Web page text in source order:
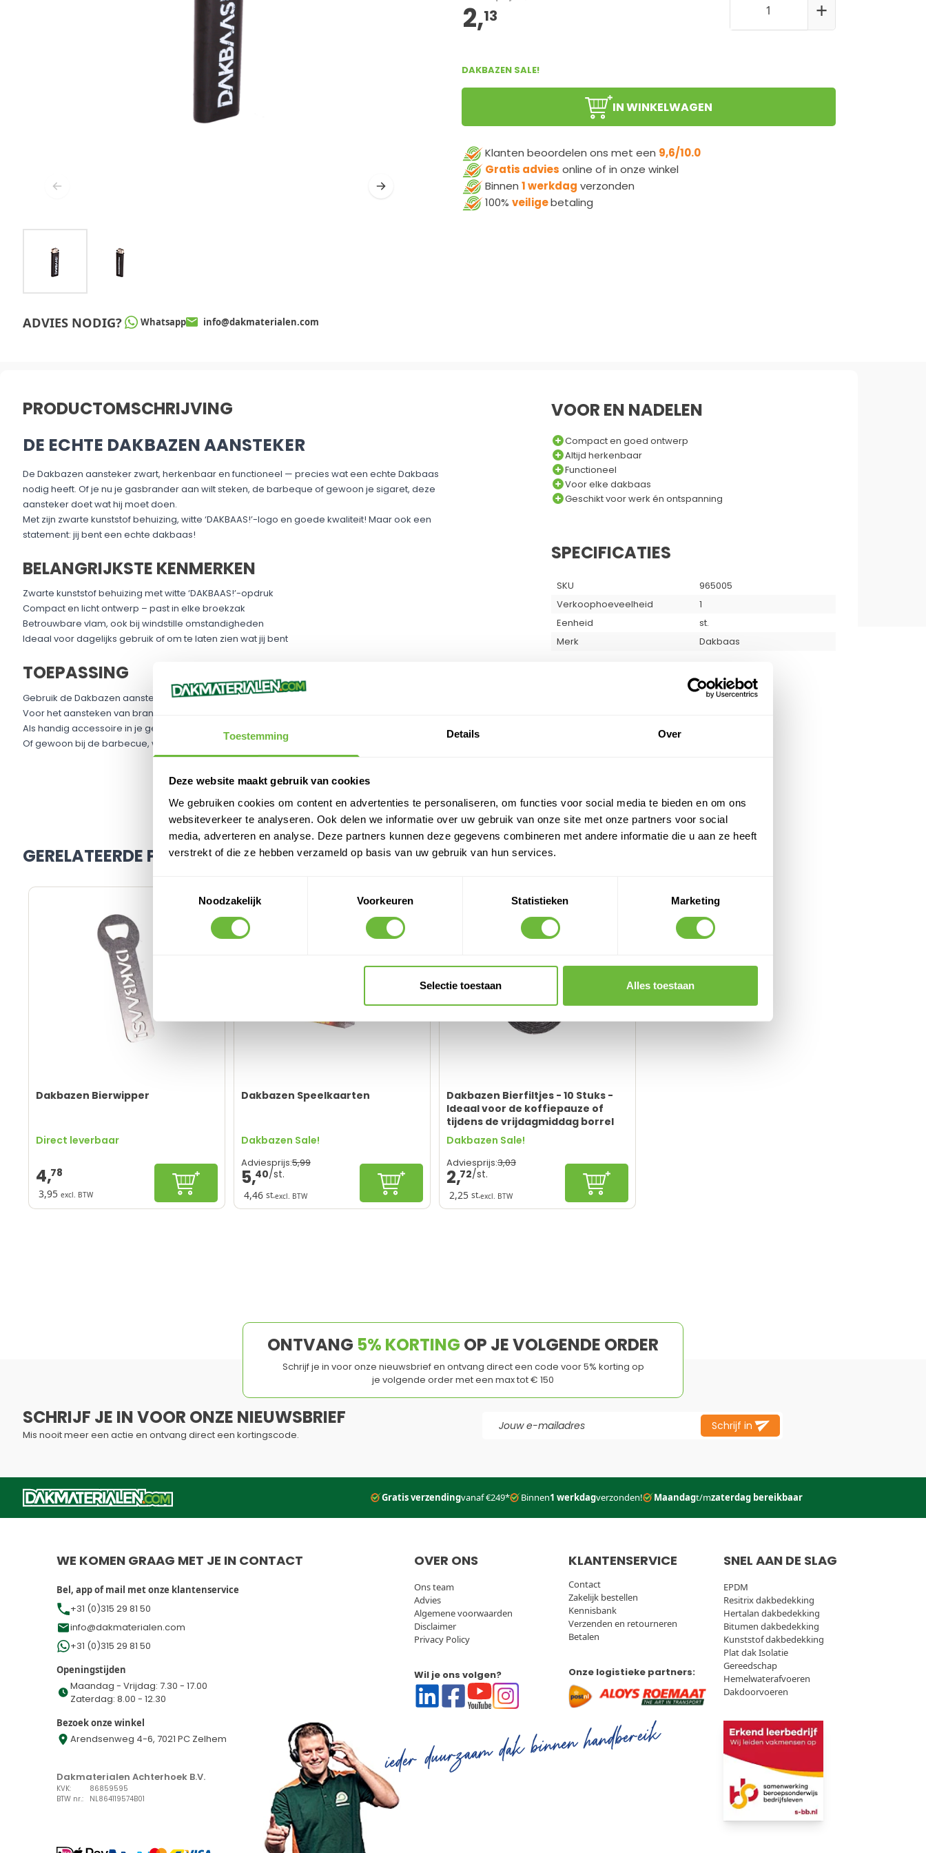
Toestemming Details Over
Deze website maakt gebruik van cookies
We gebruiken cookies om content en advertenties te personaliseren, om functies voor social media te bieden en om ons
websiteverkeer te analyseren. Ook delen we informatie over uw gebruik van onze site met onze partners voor social
media, adverteren en analyse. Deze partners kunnen deze gegevens combineren met andere informatie die u aan ze heeft
verstrekt of die ze hebben verzameld op basis van uw gebruik van hun services.
Toestemmingsselectie
Noodzakelijk
Voorkeuren Statistieken Marketing
Selectie toestaan Alles toestaan
ADVIES NODIG? Whatsapp info@dakmaterialen.com
2,13 +
DAKBAZEN SALE!
IN WINKELWAGEN
Klanten beoordelen ons met een 9,6/10.0
Gratis advies online of in onze winkel
Binnen 1 werkdag verzonden
100% veiligebetaling
VOOR EN NADELEN
Compact en goed ontwerp
Altijd herkenbaar
Functioneel
Voor elke dakbaas
Geschikt voor werk én ontspanning
SPECIFICATIES
SKU
965005
Verkoophoeveelheid
1
Eenheid
st.
Merk
Dakbaas
PRODUCT QUESTIONS
PRODUCTOMSCHRIJVING
DE ECHTE DAKBAZEN AANSTEKER
De Dakbazen aansteker zwart, herkenbaar en functioneel — precies wat een echte Dakbaas
nodig heeft. Of je nu je gasbrander aan wilt steken, de barbeque of gewoon je sigaret, deze
aansteker doet wat hij moet doen.
Met zijn zwarte kunststof behuizing, witte ‘DAKBAAS!’-logo en goede kwaliteit! Maar ook een
statement: jij bent een echte dakbaas!
BELANGRIJKSTE KENMERKEN
Zwarte kunststof behuizing met witte ‘DAKBAAS!’-opdruk
Compact en licht ontwerp – past in elke broekzak
Betrouwbare vlam, ook bij windstille omstandigheden
Ideaal voor dagelijks gebruik of om te laten zien wat jij bent
TOEPASSING
Gebruik de Dakbazen aansteker:
Voor het aansteken van branders of bitumen op het dak
Als handig accessoire in je gereedschapskist
Of gewoon bij de barbecue, want een Dakbaas brandt altijd met stijl
GERELATEERDE PRODUCTEN
Dakbazen Bierwipper
Direct leverbaar
4,78
3,95 excl. BTW
In winkelwagen
Dakbazen Speelkaarten
Dakbazen Sale!
Adviesprijs:5,99
5,40
4,46 st.excl. BTW
In winkelwagen
Dakbazen Bierfiltjes - 10 Stuks -
Ideaal voor de koffiepauze of
tijdens de vrijdagmiddag borrel
Dakbazen Sale!
Adviesprijs:3,03
2,72
2,25 st.excl. BTW
In winkelwagen
ONTVANG 5% KORTING OP JE VOLGENDE ORDER
Schrijf je in voor onze nieuwsbrief en ontvang direct een code voor 5% korting op
je volgende order met een max tot € 150
SCHRIJF JE IN VOOR ONZE NIEUWSBRIEF
Mis nooit meer een actie en ontvang direct een kortingscode.
Schrijf in
Gratis verzendingvanaf €249* Binnen1 werkdagverzonden! Maandagt/mzaterdag bereikbaar
WE KOMEN GRAAG MET JE IN CONTACT
Bel, app of mail met onze klantenservice
+31 (0)315 29 81 50
info@dakmaterialen.com
+31 (0)315 29 81 50
Openingstijden
Maandag - Vrijdag: 7.30 - 17.00
Zaterdag: 8.00 - 12.30
Bezoek onze winkel
Arendsenweg 4-6, 7021 PC Zelhem
Dakmaterialen Achterhoek B.V.
KVK:
86859595
BTW nr.:
NL864119574B01
OVER ONS
Ons team
Advies
Algemene voorwaarden
Disclaimer
Privacy Policy
Wil je ons volgen?
LinkedinFacebookYoutubeInstagram
KLANTENSERVICE
Contact
Zakelijk bestellen
Kennisbank
Verzenden en retourneren
Betalen
Onze logistieke partners:
SNEL AAN DE SLAG
EPDM
Resitrix dakbedekking
Hertalan dakbedekking
Bitumen dakbedekking
Kunststof dakbedekking
Plat dak Isolatie
Gereedschap
Hemelwaterafvoeren
Dakdoorvoeren